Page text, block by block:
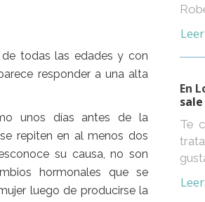
todas las edades y con
responder a una alta
unos días antes de la
repiten en al menos dos
su causa, no son
hormonales que se
luego de producirse la
En
Te